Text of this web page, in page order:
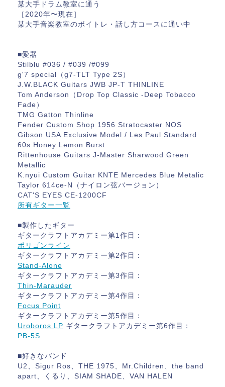
某大手ドラム教室に通う
［2020年〜現在］
某大手音楽教室のボイトレ・話し方コースに通い中
■愛器
Stilblu #036 / #039 /#099
g'7 special（g7-TLT Type 2S）
J.W.BLACK Guitars JWB JP-T THINLINE
Tom Anderson（Drop Top Classic -Deep Tobacco
Fade）
TMG Gatton Thinline
Fender Custom Shop 1956 Stratocaster NOS
Gibson USA Exclusive Model / Les Paul Standard
60s Honey Lemon Burst
Rittenhouse Guitars J-Master Sharwood Green
Metallic
K.nyui Custom Guitar KNTE Mercedes Blue Metalic
Taylor 614ce-N（ナイロン弦バージョン）
CAT'S EYES CE-1200CF
所有ギター一覧
■製作したギター
ギタークラフトアカデミー第1作目：
ポリゴンライン
ギタークラフトアカデミー第2作目：
Stand-Alone
ギタークラフトアカデミー第3作目：
Thin-Marauder
ギタークラフトアカデミー第4作目：
Focus Point
ギタークラフトアカデミー第5作目：
Uroboros LP ギタークラフトアカデミー第6作目：
PB-5S
■好きなバンド
U2、Sigur Ros、THE 1975、Mr.Children、the band
apart、くるり、SIAM SHADE、VAN HALEN